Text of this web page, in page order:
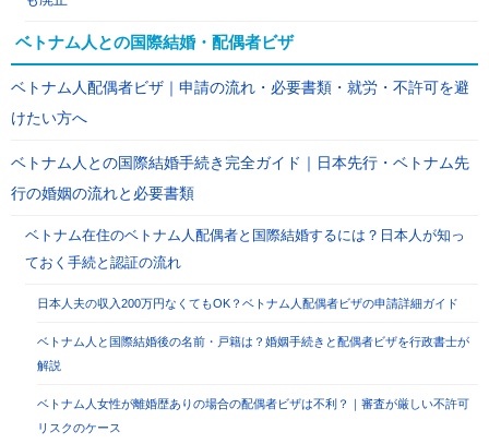
ベトナム人との国際結婚・配偶者ビザ
ベトナム人配偶者ビザ｜申請の流れ・必要書類・就労・不許可を避
けたい方へ
ベトナム人との国際結婚手続き完全ガイド｜日本先行・ベトナム先
行の婚姻の流れと必要書類
ベトナム在住のベトナム人配偶者と国際結婚するには？日本人が知っ
ておく手続と認証の流れ
日本人夫の収入200万円なくてもOK？ベトナム人配偶者ビザの申請詳細ガイド
ベトナム人と国際結婚後の名前・戸籍は？婚姻手続きと配偶者ビザを行政書士が
解説
ベトナム人女性が離婚歴ありの場合の配偶者ビザは不利？｜審査が厳しい不許可
リスクのケース